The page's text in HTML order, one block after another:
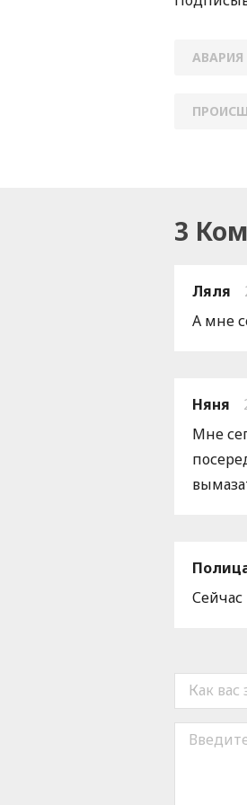
АВАРИЯ
3
Ляля
А мне
Няня
Мне